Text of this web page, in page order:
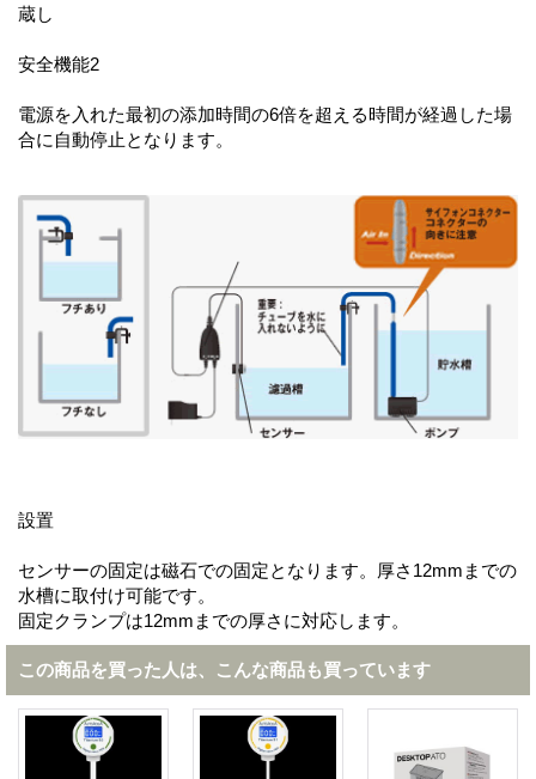
蔵し
安全機能2
電源を入れた最初の添加時間の6倍を超える時間が経過した場
合に自動停止となります。
設置
センサーの固定は磁石での固定となります。厚さ12mmまでの
水槽に取付け可能です。
固定クランプは12mmまでの厚さに対応します。
この商品を買った人は、こんな商品も買っています